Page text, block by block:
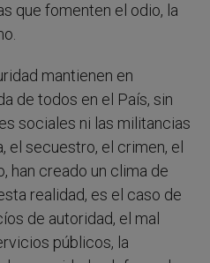
que fomenten el odio, la
mantienen en
de todos en el País, sin
sociales ni las militancias
el secuestro, el crimen, el
han creado un clima de
realidad, es el caso de
de autoridad, el mal
públicos, la